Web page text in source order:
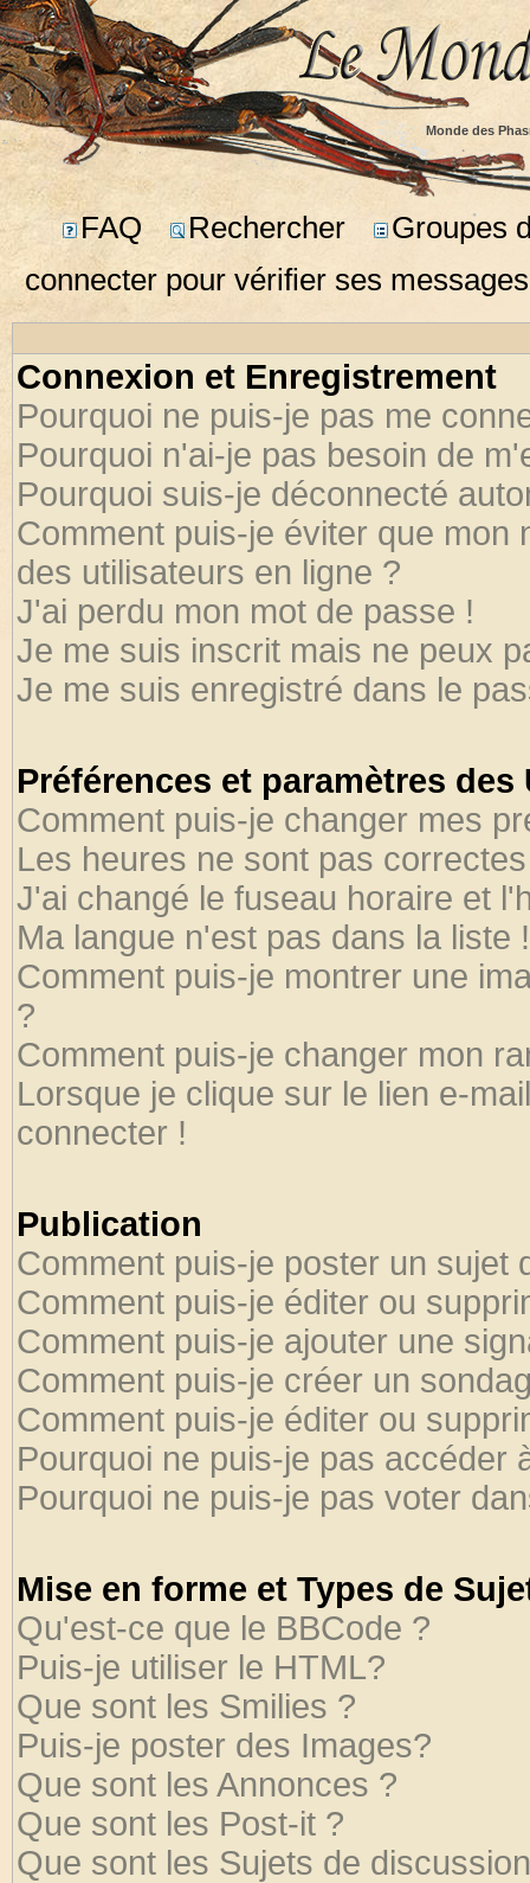
Monde des
FAQ Rechercher
Groupes
connecter pour vérifier ses
Connexion et Enregistrement
Pourquoi ne puis-je pas me
Pourquoi n'ai-je pas besoin de
Pourquoi suis-je déconnecté
Comment puis-je éviter que mon
des utilisateurs en ligne ?
J'ai perdu mon mot de passe !
Je me suis inscrit mais ne peux
Je me suis enregistré dans le
Préférences et paramètres
Comment puis-je changer mes
Les heures ne sont pas
J'ai changé le fuseau horaire et
Ma langue n'est pas dans la liste !
Comment puis-je montrer une
?
Comment puis-je changer mon
Lorsque je clique sur le lien e-
connecter !
Publication
Comment puis-je poster un sujet
Comment puis-je éditer ou
Comment puis-je ajouter une
Comment puis-je créer un
Comment puis-je éditer ou
Pourquoi ne puis-je pas accéder
Pourquoi ne puis-je pas voter
Mise en forme et Types de
Qu'est-ce que le BBCode ?
Puis-je utiliser le HTML?
Que sont les Smilies ?
Puis-je poster des Images?
Que sont les Annonces ?
Que sont les Post-it ?
Que sont les Sujets de